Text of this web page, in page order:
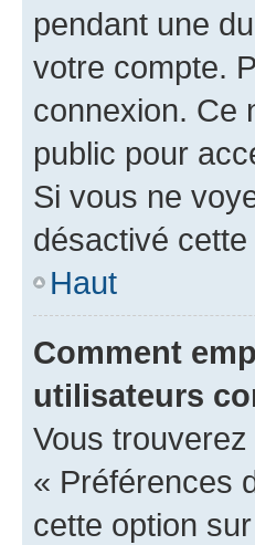
pendant une
votre compte.
connexion. Ce
public pour
Si vous ne
désactivé
Haut
Comment
utilisateurs
Vous
« Préférences
cette option sur